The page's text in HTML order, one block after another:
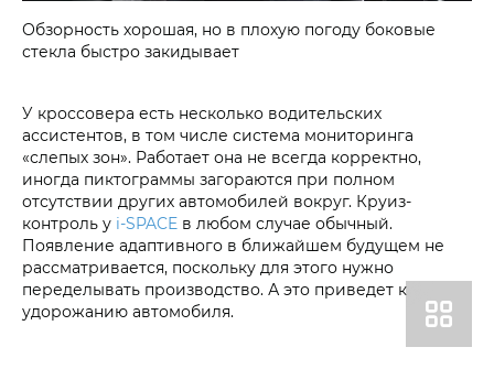
Обзорность хорошая, но в плохую погоду боковые
стекла быстро закидывает
У кроссовера есть несколько водительских
ассистентов, в том числе система мониторинга
«слепых зон». Работает она не всегда корректно,
иногда пиктограммы загораются при полном
отсутствии других автомобилей вокруг. Круиз-
контроль у i‑SPACE в любом случае обычный.
Появление адаптивного в ближайшем будущем не
рассматривается, поскольку для этого нужно
переделывать производство. А это приведет к
удорожанию автомобиля.